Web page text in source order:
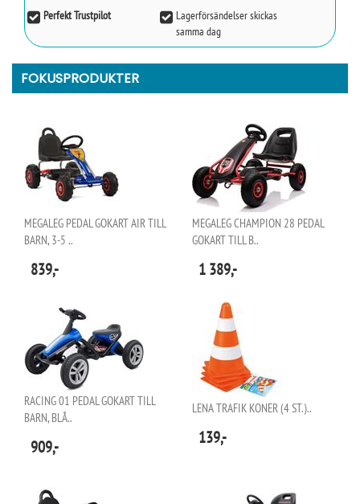
Perfekt Trustpilot
Lagerförsändelser skickas
samma dag
FOKUSPRODUKTER
MEGALEG PEDAL GOKART AIR TILL
BARN, 3-5 ..
839,-
MEGALEG CHAMPION 28 PEDAL
GOKART TILL B..
1 389,-
RACING 01 PEDAL GOKART TILL
BARN, BLÅ..
909,-
LENA TRAFIK KONER (4 ST.)..
139,-